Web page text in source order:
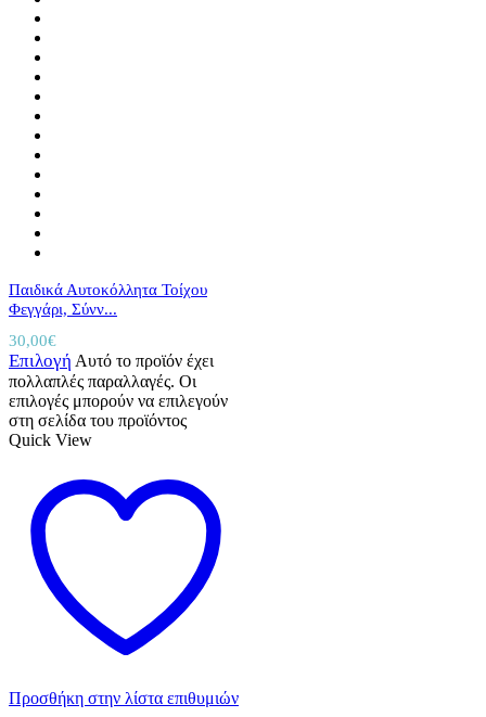
Παιδικά Αυτοκόλλητα Τοίχου
Φεγγάρι, Σύνν...
30,00€
Επιλογή Αυτό το προϊόν έχει
πολλαπλές παραλλαγές. Οι
επιλογές μπορούν να επιλεγούν
στη σελίδα του προϊόντος
Quick View
Προσθήκη στην λίστα επιθυμιών